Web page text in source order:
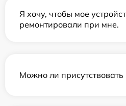
Я хочу, чтобы мое
ремонтировали при мне.
Можно ли